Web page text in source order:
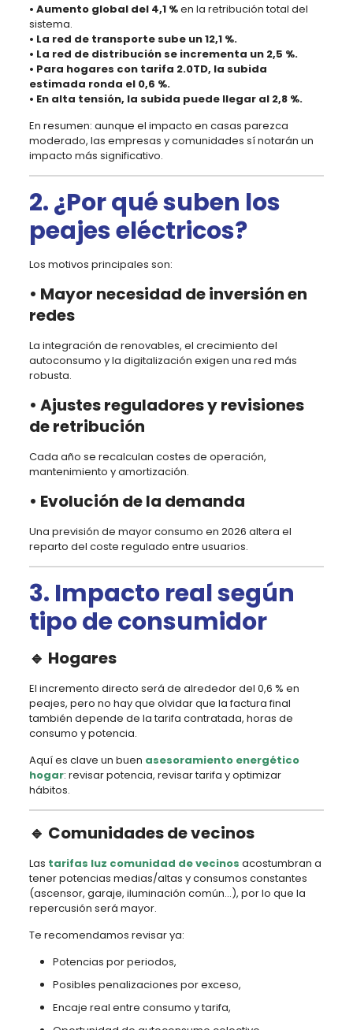
• Aumento global del 4,1 %en la retribución total del
sistema.
• La red de transporte sube un 12,1 %.
• La red de distribución se incrementa un 2,5 %.
• Para hogares con tarifa 2.0TD, la subida
estimada ronda el 0,6 %.
• En alta tensión, la subida puede llegar al 2,8 %.
En resumen: aunque el impacto en casas parezca
moderado, las empresas y comunidades sí notarán un
impacto más significativo.
2. ¿Por qué suben los
peajes eléctricos?
Los motivos principales son:
• Mayor necesidad de inversión en
redes
La integración de renovables, el crecimiento del
autoconsumo y la digitalización exigen una red más
robusta.
• Ajustes reguladores y revisiones
de retribución
Cada año se recalculan costes de operación,
mantenimiento y amortización.
• Evolución de la demanda
Una previsión de mayor consumo en 2026 altera el
reparto del coste regulado entre usuarios.
3. Impacto real según
tipo de consumidor
🔹 Hogares
El incremento directo será de alrededor del 0,6 % en
peajes, pero no hay que olvidar que la factura final
también depende de la tarifa contratada, horas de
consumo y potencia.
Aquí es clave un buen asesoramiento energético
hogar: revisar potencia, revisar tarifa y optimizar
hábitos.
🔹 Comunidades de vecinos
Las tarifas luz comunidad de vecinos acostumbran a
tener potencias medias/altas y consumos constantes
(ascensor, garaje, iluminación común…), por lo que la
repercusión será mayor.
Te recomendamos revisar ya:
Potencias por periodos,
Posibles penalizaciones por exceso,
Encaje real entre consumo y tarifa,